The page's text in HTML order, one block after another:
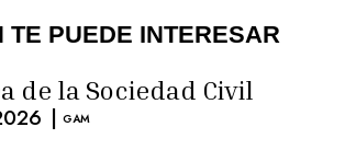
TE PUEDE INTERESAR
de la Sociedad Civil
| GAM